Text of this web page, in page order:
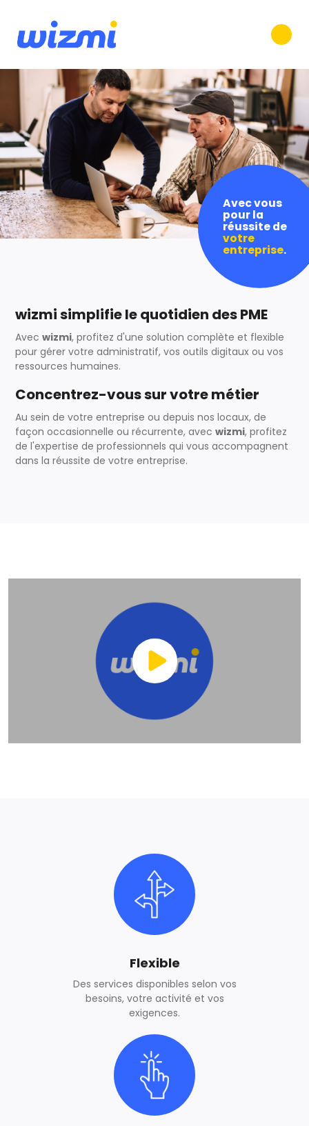
Avec vous
pour la
réussite de
votre
entreprise.
wizmi simplifie le quotidien des PME
Avec wizmi, profitez d'une solution complète et flexible
pour gérer votre administratif, vos outils digitaux ou vos
ressources humaines.
Concentrez-vous sur votre métier
Au sein de votre entreprise ou depuis nos locaux, de
façon occasionnelle ou récurrente, avec wizmi, profitez
de l'expertise de professionnels qui vous accompagnent
dans la réussite de votre entreprise.
Flexible
Des services disponibles selon vos
besoins, votre activité et vos
exigences.